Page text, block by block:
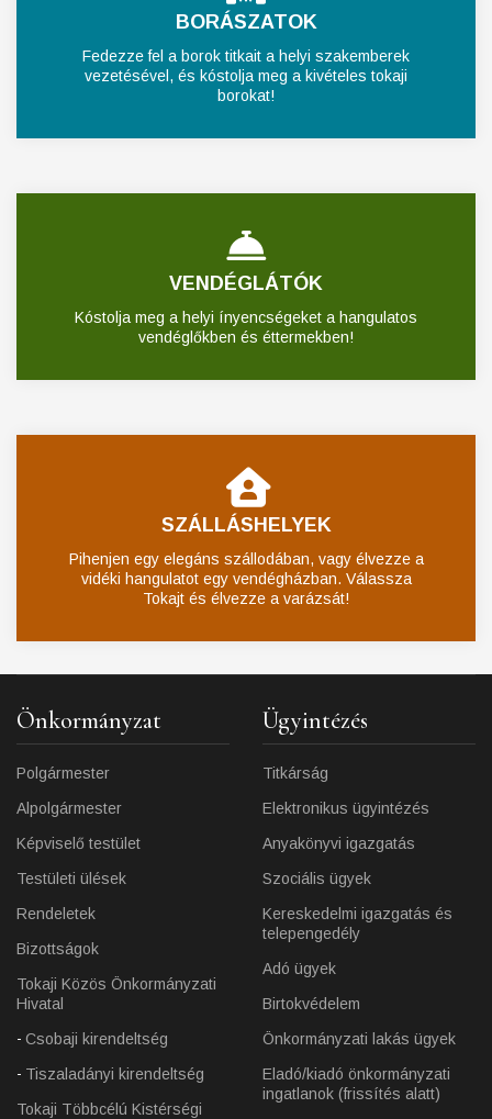
BORÁSZATOK
Fedezze fel a borok titkait a helyi szakemberek
vezetésével, és kóstolja meg a kivételes tokaji
borokat!
VENDÉGLÁTÓK
Kóstolja meg a helyi ínyencségeket a hangulatos
vendéglőkben és éttermekben!
SZÁLLÁSHELYEK
Pihenjen egy elegáns szállodában, vagy élvezze a
vidéki hangulatot egy vendégházban. Válassza
Tokajt és élvezze a varázsát!
Önkormányzat
Polgármester
Alpolgármester
Képviselő testület
Testületi ülések
Rendeletek
Bizottságok
Tokaji Közös Önkormányzati
Hivatal
Csobaji kirendeltség
Tiszaladányi kirendeltség
Tokaji Többcélú Kistérségi
Ügyintézés
Titkárság
Elektronikus ügyintézés
Anyakönyvi igazgatás
Szociális ügyek
Kereskedelmi igazgatás és
telepengedély
Adó ügyek
Birtokvédelem
Önkormányzati lakás ügyek
Eladó/kiadó önkormányzati
ingatlanok (frissítés alatt)